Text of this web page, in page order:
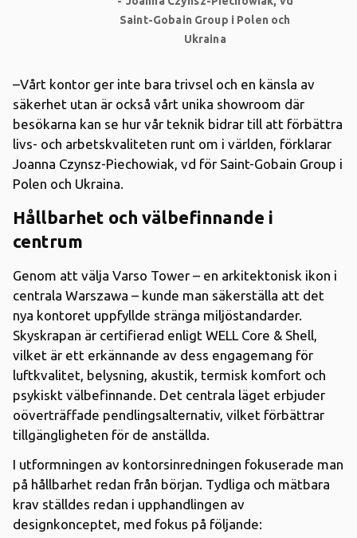
Saint-Gobain Group i Polen och
Ukraina
–Vårt kontor ger inte bara trivsel och en känsla av
säkerhet utan är också vårt unika showroom där
besökarna kan se hur vår teknik bidrar till att förbättra
livs- och arbetskvaliteten runt om i världen, förklarar
Joanna Czynsz-Piechowiak, vd för Saint-Gobain Group i
Polen och Ukraina.
Hållbarhet och välbefinnande i
centrum
Genom att välja Varso Tower – en arkitektonisk ikon i
centrala Warszawa – kunde man säkerställa att det
nya kontoret uppfyllde stränga miljöstandarder.
Skyskrapan är certifierad enligt WELL Core & Shell,
vilket är ett erkännande av dess engagemang för
luftkvalitet, belysning, akustik, termisk komfort och
psykiskt välbefinnande. Det centrala läget erbjuder
oöverträffade pendlingsalternativ, vilket förbättrar
tillgängligheten för de anställda.
I utformningen av kontorsinredningen fokuserade man
på hållbarhet redan från början. Tydliga och mätbara
krav ställdes redan i upphandlingen av
designkonceptet, med fokus på följande: